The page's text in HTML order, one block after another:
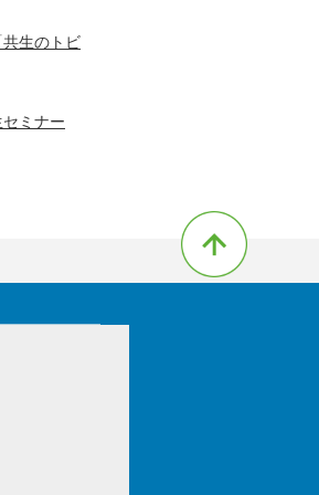
生のトビ
ミナー